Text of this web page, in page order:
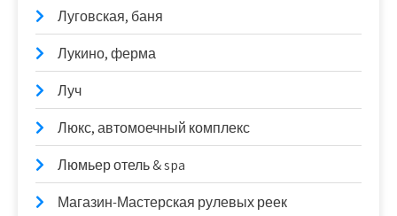
Луговская, баня
Лукино, ферма
Луч
Люкс, автомоечный комплекс
Люмьер отель & spa
Магазин-Мастерская рулевых реек